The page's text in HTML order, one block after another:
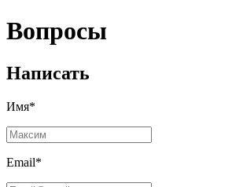
Вопросы
Написать
Имя*
Email*